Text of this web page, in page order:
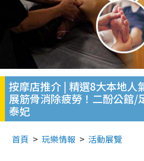
按摩店推介 | 精選8大本地人
展筋骨消除疲勞！二酚公館/
泰妃
首頁 玩樂情報 活動展覽